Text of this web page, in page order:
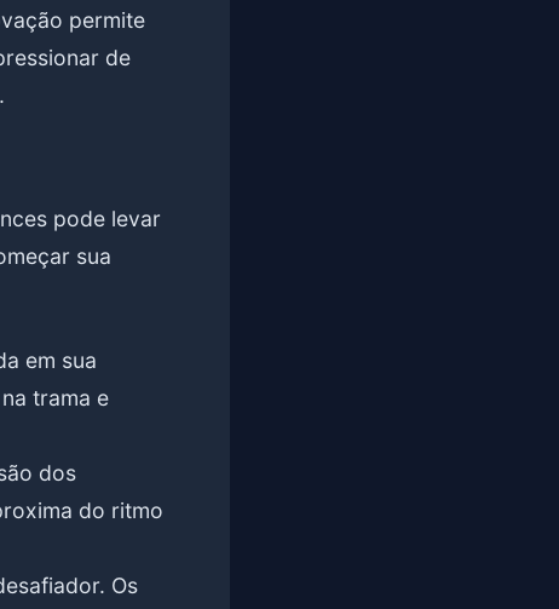
permite
de
pode levar
sua
em sua
trama e
dos
do ritmo
Os